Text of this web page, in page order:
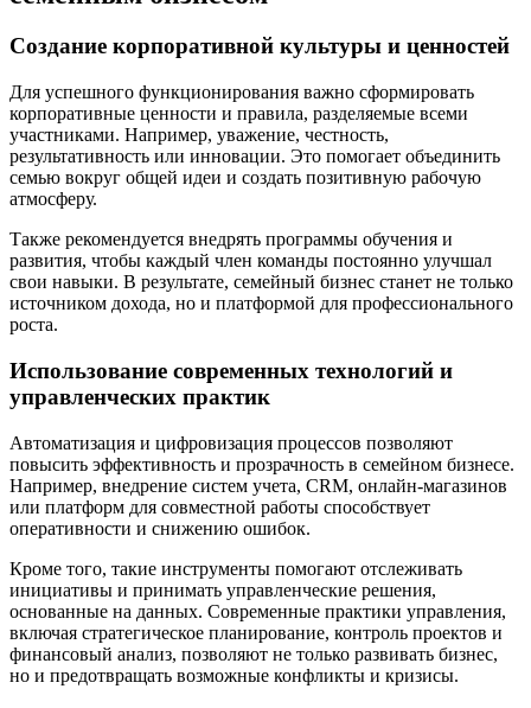
Создание корпоративной культуры и ценностей
Для успешного функционирования важно сформировать
корпоративные ценности и правила, разделяемые всеми
участниками. Например, уважение, честность,
результативность или инновации. Это помогает объединить
семью вокруг общей идеи и создать позитивную рабочую
атмосферу.
Также рекомендуется внедрять программы обучения и
развития, чтобы каждый член команды постоянно улучшал
свои навыки. В результате, семейный бизнес станет не только
источником дохода, но и платформой для профессионального
роста.
Использование современных технологий и
управленческих практик
Автоматизация и цифровизация процессов позволяют
повысить эффективность и прозрачность в семейном бизнесе.
Например, внедрение систем учета, CRM, онлайн-магазинов
или платформ для совместной работы способствует
оперативности и снижению ошибок.
Кроме того, такие инструменты помогают отслеживать
инициативы и принимать управленческие решения,
основанные на данных. Современные практики управления,
включая стратегическое планирование, контроль проектов и
финансовый анализ, позволяют не только развивать бизнес,
но и предотвращать возможные конфликты и кризисы.